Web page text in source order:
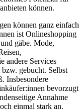
können.
können ganz einfach
ist Onlineshopping
gäbe. Mode,
andere Services
gebucht. Selbst
Insbesondere
bevorzugt
Annahme
einmal stark an.